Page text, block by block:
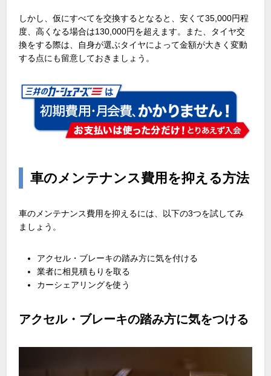
しかし、仮にすべてを交換するとなると、安くて35,000円程
度、高くなる場合は130,000円を超えます。また、タイヤ交
換をする際は、自身が選ぶタイヤによって金額が大きく変動
する点にも留意しておきましょう。
車のメンテナンス費用を抑える方法
車のメンテナンス費用を抑えるには、以下の3つを試してみ
ましょう。
アクセル・ブレーキの踏み方に気を付ける
業者に相見積もりを取る
カーシェアリングを使う
アクセル・ブレーキの踏み方に気をつける